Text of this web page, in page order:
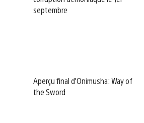
septembre
Aperçu final d’Onimusha: Way of
the Sword